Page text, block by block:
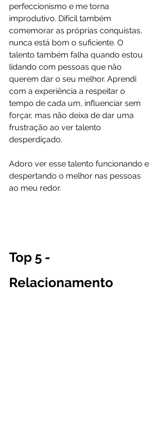
perfeccionismo e me torna
improdutivo. Difícil também
comemorar as próprias conquistas,
nunca está bom o suficiente. O
talento também falha quando estou
lidando com pessoas que não
querem dar o seu melhor. Aprendi
com a experiência a respeitar o
tempo de cada um, influenciar sem
forçar, mas não deixa de dar uma
frustração ao ver talento
desperdiçado.
Adoro ver esse talento funcionando e
despertando o melhor nas pessoas
ao meu redor.
Top 5 -
Relacionamento